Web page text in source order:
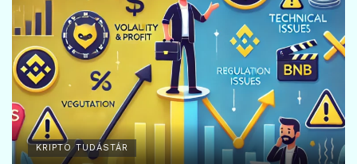
KRIPTO TUDÁSTÁR